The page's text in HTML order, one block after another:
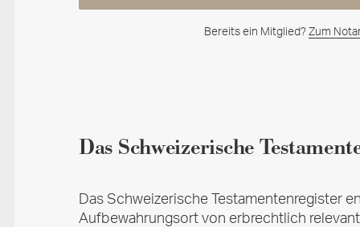
Bereits ein Mitglied? Zum
Das Schweizerische
Das Schweizerische Testamentenregister
Aufbewahrungsort von erbrechtlich